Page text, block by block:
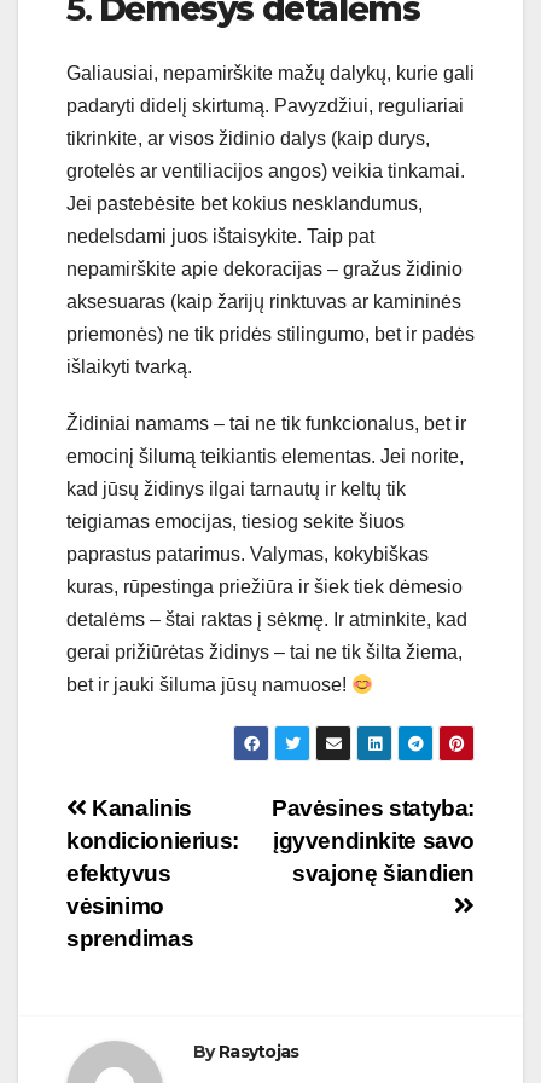
Galiausiai, nepamirškite mažų dalykų, kurie gali
padaryti didelį skirtumą. Pavyzdžiui, reguliariai
tikrinkite, ar visos židinio dalys (kaip durys,
grotelės ar ventiliacijos angos) veikia tinkamai.
Jei pastebėsite bet kokius nesklandumus,
nedelsdami juos ištaisykite. Taip pat
nepamirškite apie dekoracijas – gražus židinio
aksesuaras (kaip žarijų rinktuvas ar kamininės
priemonės) ne tik pridės stilingumo, bet ir padės
išlaikyti tvarką.
Židiniai namams – tai ne tik funkcionalus, bet ir
emocinį šilumą teikiantis elementas. Jei norite,
kad jūsų židinys ilgai tarnautų ir keltų tik
teigiamas emocijas, tiesiog sekite šiuos
paprastus patarimus. Valymas, kokybiškas
kuras, rūpestinga priežiūra ir šiek tiek dėmesio
detalėms – štai raktas į sėkmę. Ir atminkite, kad
gerai prižiūrėtas židinys – tai ne tik šilta žiema,
bet ir jauki šiluma jūsų namuose!
Navigacija
tarp
įrašų
Pavėsines statyba:
įgyvendinkite savo
svajonę šiandien
Kanalinis
kondicionierius:
efektyvus
vėsinimo
sprendimas
ByRasytojas